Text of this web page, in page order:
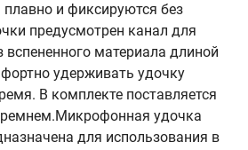
и фиксируются без
предусмотрен канал для
вспененного материала длиной
удерживать удочку
В комплекте поставляется
удочка
для использования в